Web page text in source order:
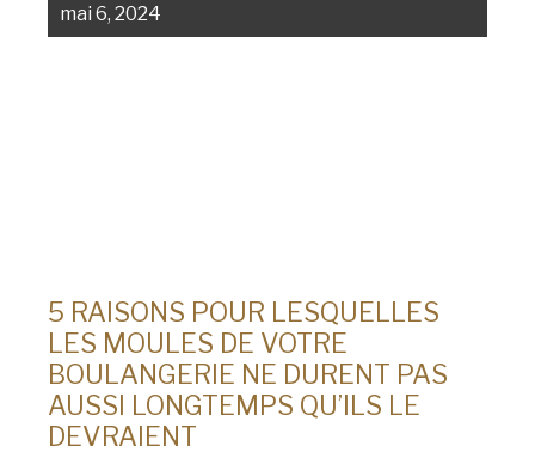
mai 6, 2024
5 RAISONS POUR LESQUELLES
LES MOULES DE VOTRE
BOULANGERIE NE DURENT PAS
AUSSI LONGTEMPS QU’ILS LE
DEVRAIENT